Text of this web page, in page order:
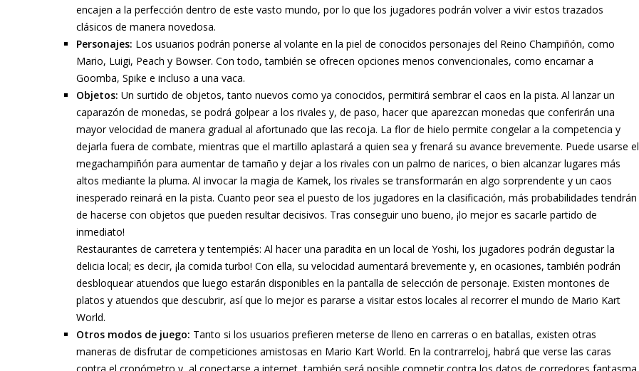
encajen a la perfección dentro de este vasto mundo, por lo que los jugadores podrán volver a vivir estos trazados
clásicos de manera novedosa.
Personajes: Los usuarios podrán ponerse al volante en la piel de conocidos personajes del Reino Champiñón, como
Mario, Luigi, Peach y Bowser. Con todo, también se ofrecen opciones menos convencionales, como encarnar a
Goomba, Spike e incluso a una vaca.
Objetos: Un surtido de objetos, tanto nuevos como ya conocidos, permitirá sembrar el caos en la pista. Al lanzar un
caparazón de monedas, se podrá golpear a los rivales y, de paso, hacer que aparezcan monedas que conferirán una
mayor velocidad de manera gradual al afortunado que las recoja. La flor de hielo permite congelar a la competencia y
dejarla fuera de combate, mientras que el martillo aplastará a quien sea y frenará su avance brevemente. Puede usarse el
megachampiñón para aumentar de tamaño y dejar a los rivales con un palmo de narices, o bien alcanzar lugares más
altos mediante la pluma. Al invocar la magia de Kamek, los rivales se transformarán en algo sorprendente y un caos
inesperado reinará en la pista. Cuanto peor sea el puesto de los jugadores en la clasificación, más probabilidades tendrán
de hacerse con objetos que pueden resultar decisivos. Tras conseguir uno bueno, ¡lo mejor es sacarle partido de
inmediato!
Restaurantes de carretera y tentempiés: Al hacer una paradita en un local de Yoshi, los jugadores podrán degustar la
delicia local; es decir, ¡la comida turbo! Con ella, su velocidad aumentará brevemente y, en ocasiones, también podrán
desbloquear atuendos que luego estarán disponibles en la pantalla de selección de personaje. Existen montones de
platos y atuendos que descubrir, así que lo mejor es pararse a visitar estos locales al recorrer el mundo de Mario Kart
World.
Otros modos de juego: Tanto si los usuarios prefieren meterse de lleno en carreras o en batallas, existen otras
maneras de disfrutar de competiciones amistosas en Mario Kart World. En la contrarreloj, habrá que verse las caras
contra el cronómetro y, al conectarse a internet, también será posible competir contra los datos de corredores fantasma